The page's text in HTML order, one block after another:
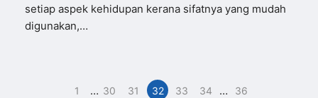
setiap aspek kehidupan kerana sifatnya yang mudah
digunakan,…
1 … 30 31 32 33 34 … 36